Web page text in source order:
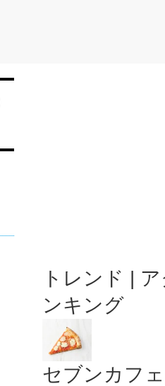
トレンド |
ンキング
セブンカフ